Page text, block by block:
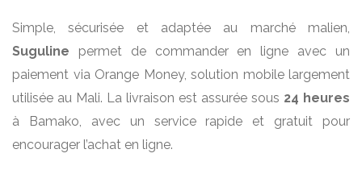
Simple, sécurisée et adaptée au marché malien,
Suguline permet de commander en ligne avec un
paiement via Orange Money, solution mobile largement
utilisée au Mali. La livraison est assurée sous 24 heures
à Bamako, avec un service rapide et gratuit pour
encourager l’achat en ligne.